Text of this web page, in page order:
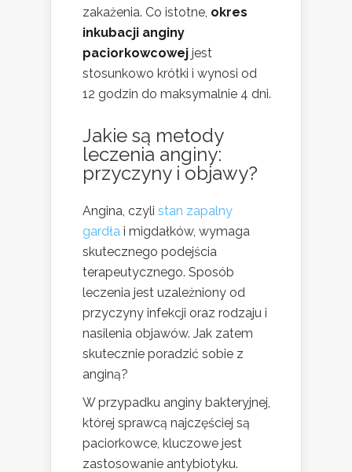
zakażenia. Co istotne, okres
inkubacji anginy
paciorkowcowej jest
stosunkowo krótki i wynosi od
12 godzin do maksymalnie 4 dni.
Jakie są metody
leczenia anginy:
przyczyny i objawy?
Angina, czyli stan zapalny
gardła i migdałków, wymaga
skutecznego podejścia
terapeutycznego. Sposób
leczenia jest uzależniony od
przyczyny infekcji oraz rodzaju i
nasilenia objawów. Jak zatem
skutecznie poradzić sobie z
anginą?
W przypadku anginy bakteryjnej,
której sprawcą najczęściej są
paciorkowce, kluczowe jest
zastosowanie antybiotyku.